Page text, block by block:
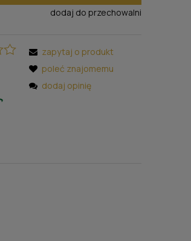
dodaj do przechowalni
zapytaj o produkt
poleć znajomemu
dodaj opinię